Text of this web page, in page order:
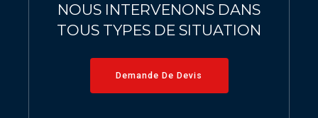
NOUS INTERVENONS DANS
TOUS TYPES DE SITUATION
Demande De Devis